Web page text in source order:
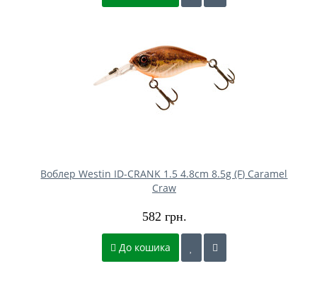
Воблер Westin ID-CRANK 1.5 4.8cm 8.5g (F) Caramel
Craw
582 грн.
До кошика